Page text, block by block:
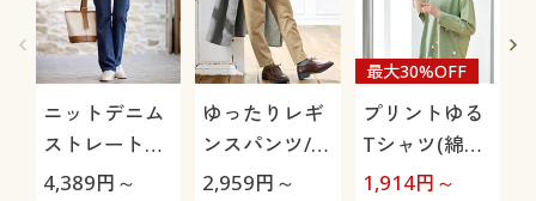
ニットデニム
ストレートパ
ンツ(スマート
4,389円～
ゆったりレギ
ンスパンツ/細
見えが叶うら
2,959円～
プリントゆる
Tシャツ(綿
100%)
最大30%OFF
1,914円～